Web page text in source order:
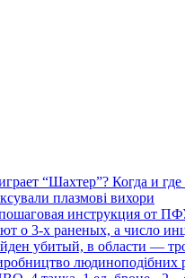
“Шахтер”? Когда и где
плазмові вихори
инструкция от
о 3-х раненых, а число
убитый, в области —
людиноподібних